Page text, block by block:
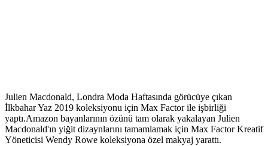
Julien Macdonald, Londra Moda Haftasında görücüye çıkan
İlkbahar Yaz 2019 koleksiyonu için Max Factor ile işbirliği
yaptı.Amazon bayanlarının özünü tam olarak yakalayan Julien
Macdonald'ın yiğit dizaynlarını tamamlamak için Max Factor Kreatif
Yöneticisi Wendy Rowe koleksiyona özel makyaj yarattı.